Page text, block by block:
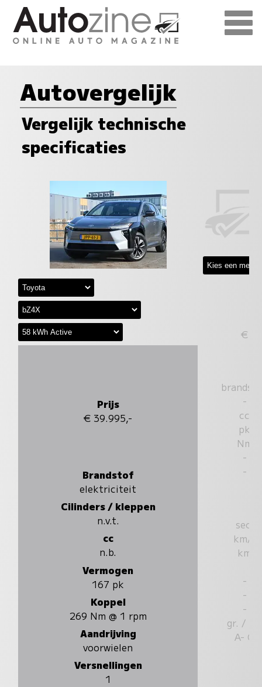
Autovergelijk
Vergelijk technische
specificaties
Prijs
€ 39.995,-
Brandstof
elektriciteit
Cilinders / kleppen
n.v.t.
cc
n.b.
Vermogen
167 pk
Koppel
269 Nm @ 1 rpm
Aandrijving
voorwielen
Versnellingen
1
€
-
cc
pk
Nm
-
-
sec.
km/u
km
-
-
-
gr. / km
A- G